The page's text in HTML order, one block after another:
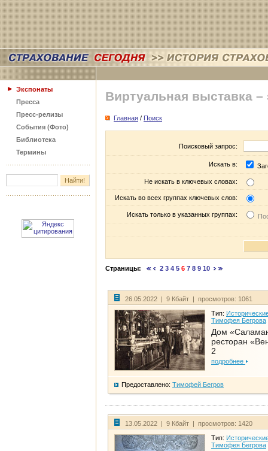
Экспонаты
Пресса
Пресс-релизы
События (Фото)
Библиотека
Термины
Виртуальная выставка –
Главная / Поиск
Поисковый запрос:
Искать в:
Не искать в ключевых словах:
Искать во всех группах ключевых слов:
Искать только в указанных группах:
Страницы: 2 3 4 5 6 7 8 9 10
26.05.2022 | 9 Кбайт | просмотров: 1061
Тип:
Тимофея Бегрова
Дом
ресторан
2
подробнее
Предоставлено: Тимофей Бегров
13.05.2022 | 9 Кбайт | просмотров: 1420
Тип:
Тимофея Бегрова